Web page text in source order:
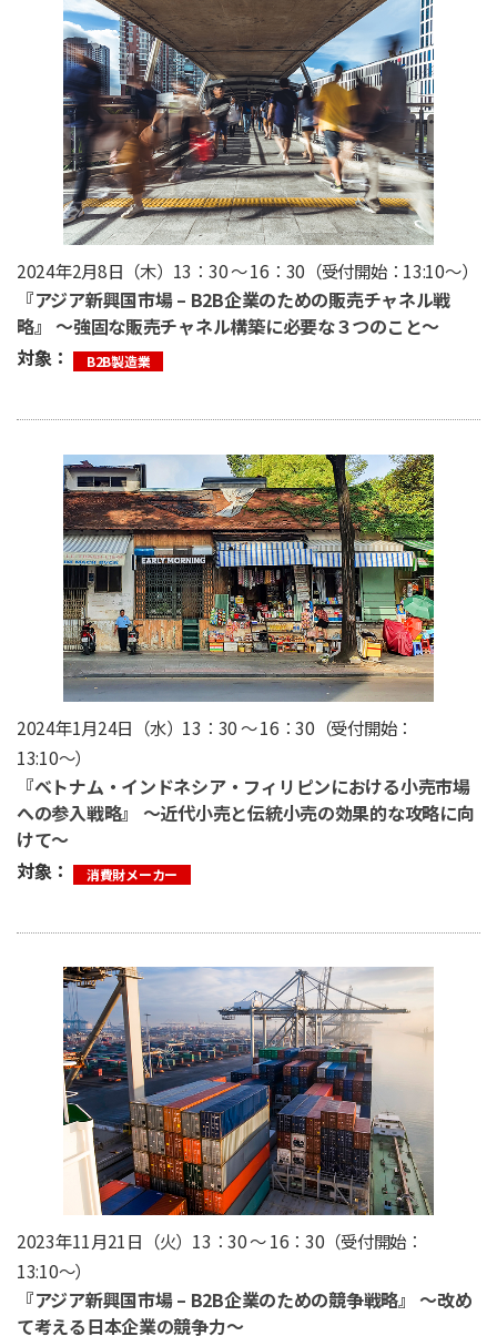
2024年2月8日（木）13：30 ～ 16：30（受付開始：13:10〜）
『アジア新興国市場 – B2B企業のための販売チャネル戦
略』 〜強固な販売チャネル構築に必要な３つのこと〜
対象：
B2B製造業
2024年1月24日（水）13：30 ～ 16：30（受付開始：
13:10〜）
『ベトナム・インドネシア・フィリピンにおける小売市場
への参入戦略』 〜近代小売と伝統小売の効果的な攻略に向
けて〜
対象：
消費財メーカー
2023年11月21日（火）13：30 ～ 16：30（受付開始：
13:10〜）
『アジア新興国市場 – B2B企業のための競争戦略』 〜改め
て考える日本企業の競争力〜